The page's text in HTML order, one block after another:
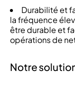
Durabilité et
la fréquence
être durable et
opérations de
Notre